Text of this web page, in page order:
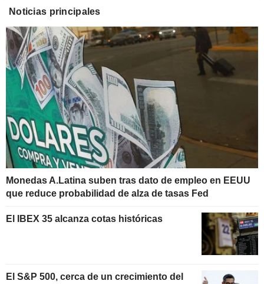
Noticias principales
Monedas A.Latina suben tras dato de empleo en EEUU
que reduce probabilidad de alza de tasas Fed
El IBEX 35 alcanza cotas históricas
El S&P 500, cerca de un crecimiento del